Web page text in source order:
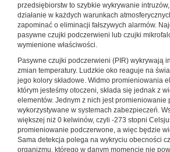
przedsiębiorstw to szybkie wykrywanie
działanie w każdych warunkach
zapominać o eliminacji fałszywych alarmów.
pasywne czujki podczerwieni lub czujki
wymienione właściwości.
Pasywne czujki podczerwieni (PIR) wykrywają
zmian temperatury. Ludzkie oko reaguje na
jego kolory składowe. Widmo promieniowania
którym jesteśmy otoczeni, składa się jednak z
elementów. Jednym z nich jest promieniowanie
wykorzystywane w systemach zabezpieczeń.
większej niż 0 kelwinów, czyli -273 stopni
promieniowanie podczerwone, a więc będzie
Sama detekcja polega na wykryciu obecności
organizmu, którego w danym momencie nie